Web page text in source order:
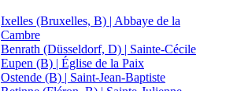
Ixelles (Bruxelles, B) | Abbaye de la
Cambre
Benrath (Düsseldorf, D) | Sainte-Cécile
Eupen (B) | Église de la Paix
Ostende (B) | Saint-Jean-Baptiste